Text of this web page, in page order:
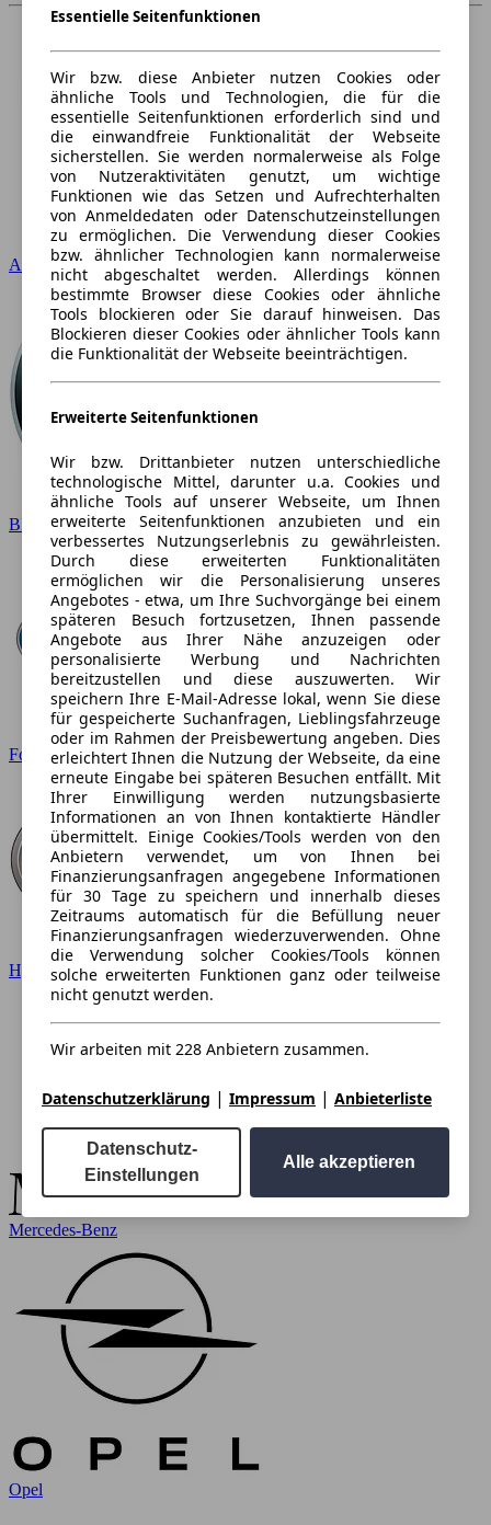
Audi
BMW
Ford
Hyundai
Mercedes-Benz
Opel
Essentielle Seitenfunktionen
Wir bzw. diese Anbieter nutzen Cookies oder
ähnliche Tools und Technologien, die für die
essentielle Seitenfunktionen erforderlich sind und
die einwandfreie Funktionalität der Webseite
sicherstellen. Sie werden normalerweise als Folge
von Nutzeraktivitäten genutzt, um wichtige
Funktionen wie das Setzen und Aufrechterhalten
von Anmeldedaten oder Datenschutzeinstellungen
zu ermöglichen. Die Verwendung dieser Cookies
bzw. ähnlicher Technologien kann normalerweise
nicht abgeschaltet werden. Allerdings können
bestimmte Browser diese Cookies oder ähnliche
Tools blockieren oder Sie darauf hinweisen. Das
Blockieren dieser Cookies oder ähnlicher Tools kann
die Funktionalität der Webseite beeinträchtigen.
Erweiterte Seitenfunktionen
Wir bzw. Drittanbieter nutzen unterschiedliche
technologische Mittel, darunter u.a. Cookies und
ähnliche Tools auf unserer Webseite, um Ihnen
erweiterte Seitenfunktionen anzubieten und ein
verbessertes Nutzungserlebnis zu gewährleisten.
Durch diese erweiterten Funktionalitäten
ermöglichen wir die Personalisierung unseres
Angebotes - etwa, um Ihre Suchvorgänge bei einem
späteren Besuch fortzusetzen, Ihnen passende
Angebote aus Ihrer Nähe anzuzeigen oder
personalisierte Werbung und Nachrichten
bereitzustellen und diese auszuwerten. Wir
speichern Ihre E-Mail-Adresse lokal, wenn Sie diese
für gespeicherte Suchanfragen, Lieblingsfahrzeuge
oder im Rahmen der Preisbewertung angeben. Dies
erleichtert Ihnen die Nutzung der Webseite, da eine
erneute Eingabe bei späteren Besuchen entfällt. Mit
Ihrer Einwilligung werden nutzungsbasierte
Informationen an von Ihnen kontaktierte Händler
übermittelt. Einige Cookies/Tools werden von den
Anbietern verwendet, um von Ihnen bei
Finanzierungsanfragen angegebene Informationen
für 30 Tage zu speichern und innerhalb dieses
Zeitraums automatisch für die Befüllung neuer
Finanzierungsanfragen wiederzuverwenden. Ohne
die Verwendung solcher Cookies/Tools können
solche erweiterten Funktionen ganz oder teilweise
nicht genutzt werden.
Wir arbeiten mit 228 Anbietern zusammen.
Datenschutzerklärung | Impressum | Anbieterliste
Datenschutz-
Einstellungen
Alle akzeptieren